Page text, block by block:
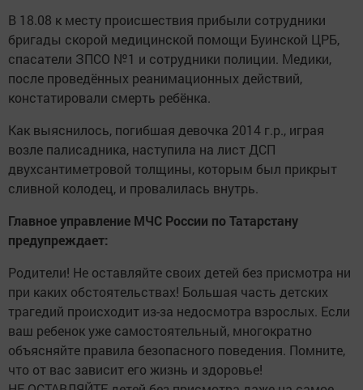
В 18.08 к месту происшествия прибыли сотрудники
бригады скорой медицинской помощи Буинской ЦРБ,
спасатели ЗПСО №1 и сотрудники полиции. Медики,
после проведённых реанимационных действий,
констатировали смерть ребёнка.
Как выяснилось, погибшая девочка 2014 г.р., играя
возле палисадника, наступила на лист ДСП
двухсантиметровой толщины, которым был прикрыт
сливной колодец, и провалилась внутрь.
Главное управление МЧС России по Татарстану
предупреждает:
Родители! Не оставляйте своих детей без присмотра ни
при каких обстоятельствах! Большая часть детских
трагедий происходит из-за недосмотра взрослых. Если
ваш ребенок уже самостоятельный, многократно
объясняйте правила безопасного поведения. Помните,
что от вас зависит его жизнь и здоровье!